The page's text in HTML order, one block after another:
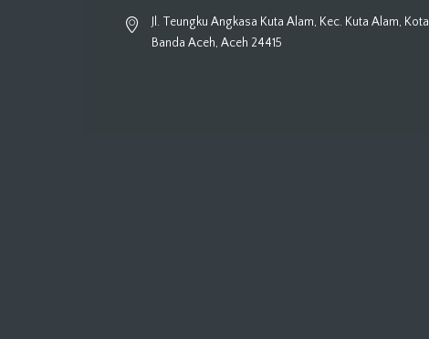
Jl. Teungku Angkasa Kuta Alam, Kec. Kuta Alam, Kota
Banda Aceh, Aceh 24415